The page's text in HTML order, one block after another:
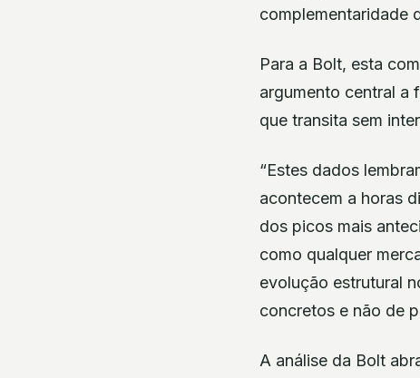
complementaridade
Para a Bolt, esta
argumento central a
que transita sem
“Estes dados
acontecem a horas
dos picos mais
como qualquer
evolução estrutural
concretos e não de
A análise da Bolt